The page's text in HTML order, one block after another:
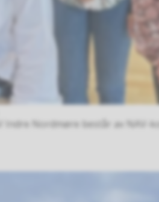
Indre Nordmøre består av